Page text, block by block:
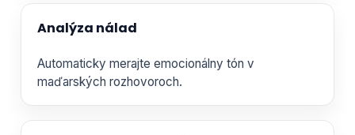
Analýza nálad
Automaticky merajte emocionálny tón v
maďarských rozhovoroch.